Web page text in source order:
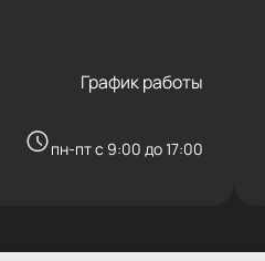
График работы
пн-пт с 9:00 до 17:00